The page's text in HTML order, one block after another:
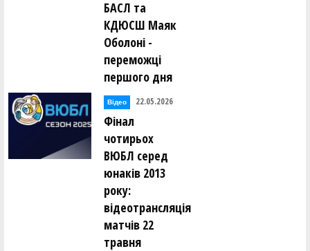
БАСЛ та
КДЮСШ Маяк
Оболоні -
переможці
першого дня
Відео 22.05.2026
Фінал
чотирьох
ВЮБЛ серед
юнаків 2013
року:
відеотрансляція
матчів 22
травня